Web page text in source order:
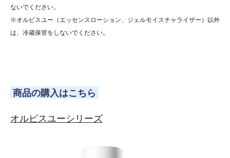
ないでください。
※オルビスユー（エッセンスローション、ジェルモイスチャライザー）以外
は、冷蔵保管をしないでください。
商品の購入はこちら
オルビスユーシリーズ